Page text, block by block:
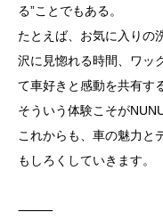
る”ことでもある。
たとえば、お気に入りの
沢に見惚れる時間、ワッ
て車好きと感動を共有す
そういう体験こそが
これからも、車の魅力と
もしろくしていきます。
⸻